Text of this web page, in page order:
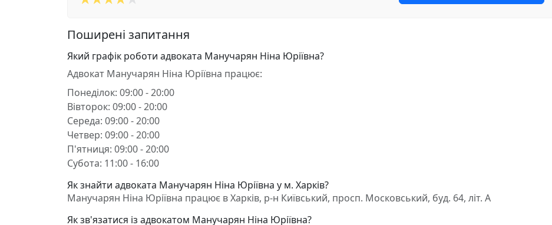
Поширені запитання
Який графік роботи адвоката Манучарян Ніна Юріївна?
Адвокат Манучарян Ніна Юріївна працює:
Понеділок: 09:00 - 20:00
Вівторок: 09:00 - 20:00
Середа: 09:00 - 20:00
Четвер: 09:00 - 20:00
П'ятниця: 09:00 - 20:00
Субота: 11:00 - 16:00
Як знайти адвоката Манучарян Ніна Юріївна у м. Харків?
Манучарян Ніна Юріївна працює в Харків, р-н Київський, просп. Московський, буд. 64, літ. А
Як зв'язатися із адвокатом Манучарян Ніна Юріївна?